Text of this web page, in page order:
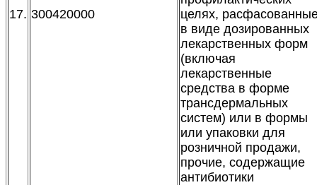
17. 300420000
целях,
в виде дозированных
лекарственных форм
(включая
лекарственные
средства в форме
трансдермальных
систем) или в формы
или упаковки для
розничной продажи,
прочие, содержащие
антибиотики